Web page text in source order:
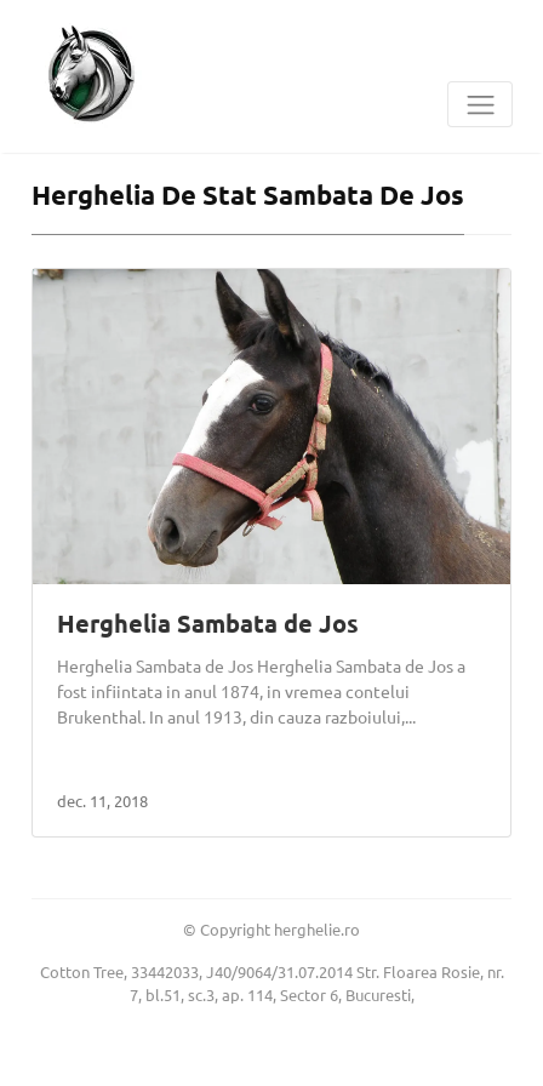
Herghelia De Stat Sambata De Jos
Herghelia Sambata de Jos
Herghelia Sambata de Jos Herghelia Sambata de Jos a
fost infiintata in anul 1874, in vremea contelui
Brukenthal. In anul 1913, din cauza razboiului,...
dec. 11, 2018
© Copyright herghelie.ro
Cotton Tree, 33442033, J40/9064/31.07.2014 Str. Floarea Rosie, nr.
7, bl.51, sc.3, ap. 114, Sector 6, Bucuresti,